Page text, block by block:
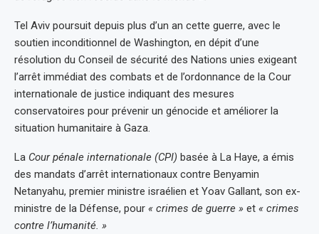
Tel Aviv poursuit depuis plus d’un an cette guerre, avec le
soutien inconditionnel de Washington, en dépit d’une
résolution du Conseil de sécurité des Nations unies exigeant
l’arrêt immédiat des combats et de l’ordonnance de la Cour
internationale de justice indiquant des mesures
conservatoires pour prévenir un génocide et améliorer la
situation humanitaire à Gaza.
La Cour pénale internationale (CPI) basée à La Haye, a émis
des mandats d’arrêt internationaux contre Benyamin
Netanyahu, premier ministre israélien et Yoav Gallant, son ex-
ministre de la Défense, pour « crimes de guerre » et « crimes
contre l’humanité. »